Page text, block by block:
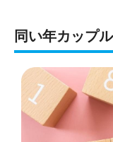
同い年カップ